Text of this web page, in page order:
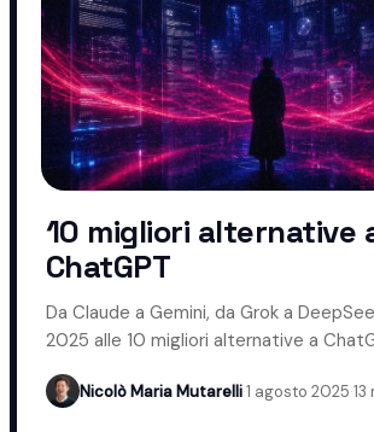
10 migliori alternative
ChatGPT
Da Claude a Gemini, da Grok a
2025 alle 10 migliori alternative a
Nicolò Maria Mutarelli·1 agosto 2025·